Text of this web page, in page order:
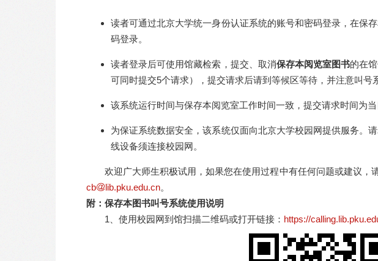
读者可通过北京大学统一身份认证系统的账号和密码登录，在保
码登录。
读者登录后可使用馆藏检索，提交、取消保存本阅览室图书的在
可同时提交5个请求），提交请求后请到等候区等待，并注意叫号
该系统运行时间与保存本阅览室工作时间一致，提交请求时间为当
为保证系统数据安全，该系统仅面向北京大学校园网提供服务。
线设备须连接校园网。
欢迎广大师生积极试用，如果您在使用过程中有任何问题或建议，
cb
lib.pku.edu.cn。
附：保存本图书叫号系统使用说明
1、使用校园网到馆扫描二维码或打开链接： https://